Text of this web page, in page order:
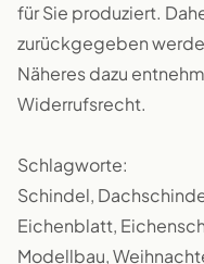
für Sie produziert.
zurückgegeben
Näheres dazu
Widerrufsrecht.
Schlagworte:
Schindel,
Eichenblatt,
Modellbau,